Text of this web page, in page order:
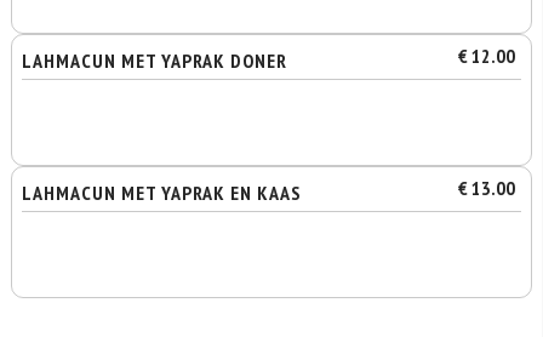
LAHMACUN MET YAPRAK DONER € 12.00
LAHMACUN MET YAPRAK EN KAAS € 13.00